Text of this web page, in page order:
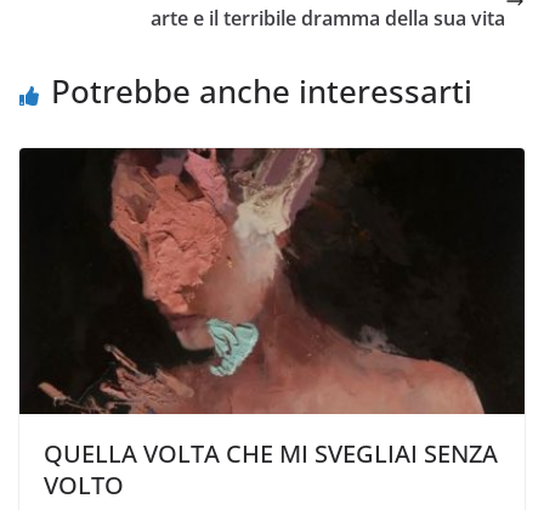
arte e il terribile dramma della sua vita
Potrebbe anche interessarti
QUELLA VOLTA CHE MI SVEGLIAI SENZA
VOLTO